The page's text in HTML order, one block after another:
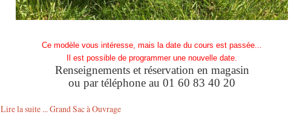
Ce modèle vous intéresse, mais la date du cours est passée...
Il est possible de programmer une nouvelle date.
Renseignements et réservation en magasin
ou par téléphone au 01 60 83 40 20
Lire la suite ... Grand Sac à Ouvrage